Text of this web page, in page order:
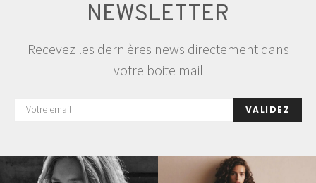
NEWSLETTER
Recevez les dernières news directement dans
votre boite mail
VALIDEZ